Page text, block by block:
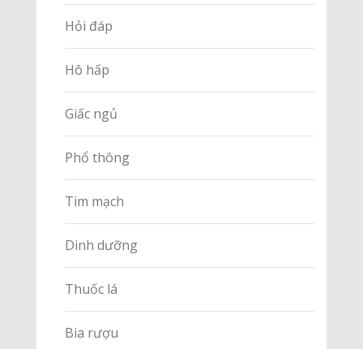
Hỏi đáp
Hô hấp
Giấc ngủ
Phổ thông
Tim mạch
Dinh dưỡng
Thuốc lá
Bia rượu